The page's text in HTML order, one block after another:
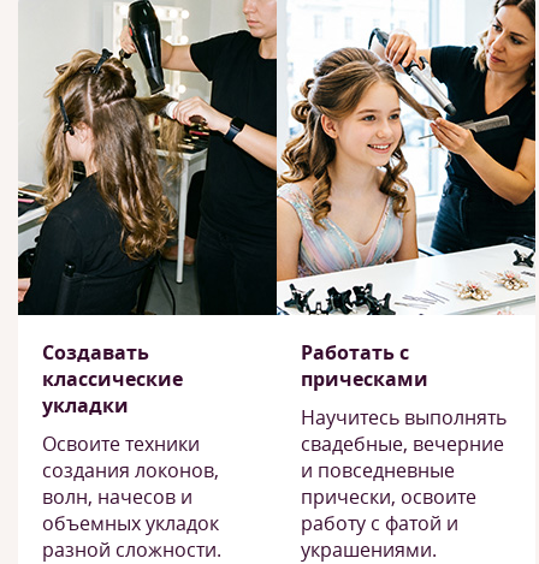
Создавать
классические
укладки
Освоите техники
создания локонов,
волн, начесов и
объемных укладок
разной сложности.
Работать с
прическами
Научитесь выполнять
свадебные, вечерние
и повседневные
прически, освоите
работу с фатой и
украшениями.